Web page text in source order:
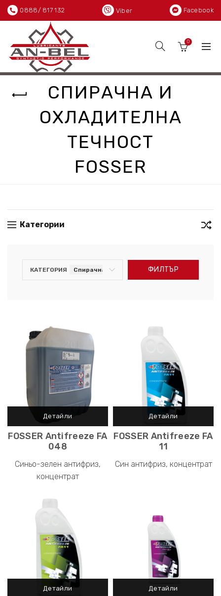
0888/ 817 132 Viber Facebook
0
СПИРАЧНА И
ОХЛАДИТЕЛНА
ТЕЧНОСТ
FOSSER
Категории
КАТЕГОРИЯ Спирачна и Охладителна течност FOSSER
ФИЛТЪР
FOSSER Antifreeze FA
048
Синьо-зелен антифриз,
концентрат
FOSSER Antifreeze FA
11
Син антифриз, концентрат